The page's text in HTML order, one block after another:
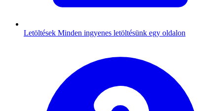
Letöltések Minden ingyenes letöltésünk egy oldalon